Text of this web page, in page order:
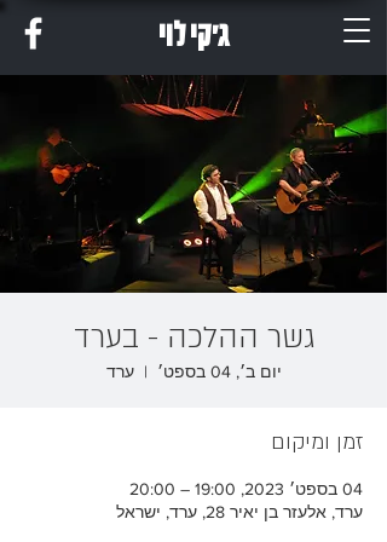
ג'קי לוי
גשר ההלכה - בערד
יום ב׳, 04 בספט׳
  |
ערד
זמן ומיקום
04 בספט׳ 2023, 19:00 – 20:00
ערד, אלעזר בן יאיר 28, ערד, ישראל